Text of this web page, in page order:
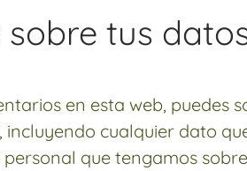
tus
en esta web, puedes
cualquier dato
que tengamos